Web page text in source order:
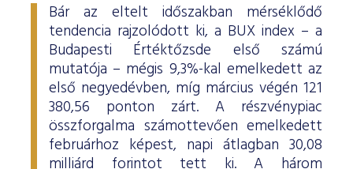
Bár az eltelt időszakban mérséklődő
tendencia rajzolódott ki, a BUX index – a
Budapesti Értéktőzsde első számú
mutatója – mégis 9,3%-kal emelkedett az
első negyedévben, míg március végén 121
380,56 ponton zárt. A részvénypiac
összforgalma számottevően emelkedett
februárhoz képest, napi átlagban 30,08
milliárd forintot tett ki. A három